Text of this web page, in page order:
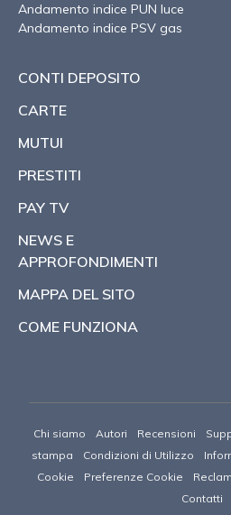
Andamento indice PUN luce
Andamento indice PSV gas
CONTI DEPOSITO
CARTE
MUTUI
PRESTITI
PAY TV
NEWS E
APPROFONDIMENTI
MAPPA DEL SITO
COME FUNZIONA
Chi siamo Autori Recensioni
stampa
Condizioni di Utilizzo
Cookie
Preferenze Cookie
Contatti